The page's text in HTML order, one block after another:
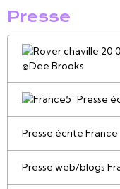
Presse
Presse
Presse écrite France
Presse web/blogs